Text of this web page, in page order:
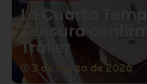
La Cuarta
Tensura
Tráiler
3 de marzo de 2026